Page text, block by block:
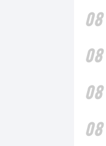
08
08
08
08